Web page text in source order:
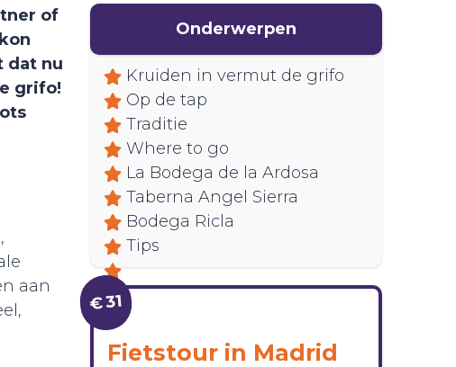
of
dat nu
grifo!
aan
Onderwerpen
Kruiden in vermut de grifo
Op de tap
Traditie
Where to go
La Bodega de la Ardosa
Taberna Angel Sierra
Bodega Ricla
Tips
€ 31
Fietstour in Madrid